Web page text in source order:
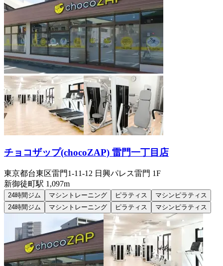
チョコザップ(chocoZAP) 雷門一丁目店
東京都台東区雷門1-11-12 日興パレス雷門 1F
新御徒町駅 1,097m
24時間ジム マシントレーニング ピラティス
マシンピラティス
24時間ジム
マシントレーニング ピラティス マシンピラティス